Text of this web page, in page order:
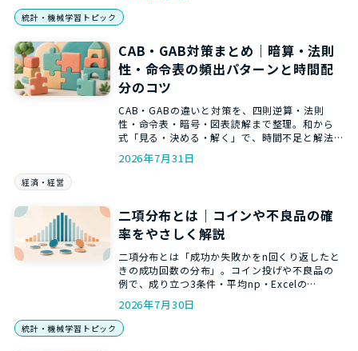
統計・機械学習トピック
CAB・GAB対策まとめ｜暗算・法則
性・命令表の頻出パターンと時間配
分のコツ
CAB・GABの違いと対策を、四則逆算・法則
性・命令表・暗号・図表読解まで整理。和から
式「見る・決める・解く」で、時間不足と解法
選びの迷いを減らします。
2026年7月31日
経済・経営
二項分布とは｜コインや不良品の確
率をやさしく解説
二項分布とは「成功か失敗かをn回くり返したと
きの成功回数の分布」。コイン投げや不良品の
例で、成り立つ3条件・平均np・Excelの
BINOM.DISTでの計算まで、和からの統計講師が
やさしく解説します。
2026年7月30日
統計・機械学習トピック